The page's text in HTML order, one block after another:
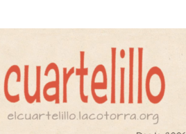
Podcast